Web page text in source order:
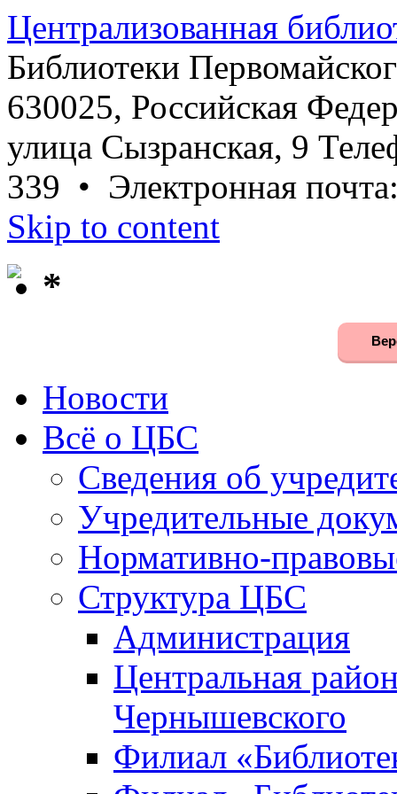
Централизованная
Библиотеки
630025, Российская
улица Сызранская, 9
339 • Электронная
Skip to content
*
Новости
Всё о ЦБС
Сведения об
Учредительные
Нормативно-
Структура ЦБС
Администрация
Центральная
Чернышевского
Филиал